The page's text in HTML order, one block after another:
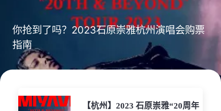
你抢到了吗？2023石原崇雅杭州演唱会购票
指南
【杭州】2023 石原崇雅“20周年